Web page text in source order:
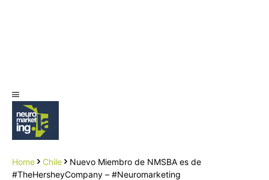
Home Chile
Nuevo Miembro de NMSBA es de
#TheHersheyCompany – #Neuromarketing